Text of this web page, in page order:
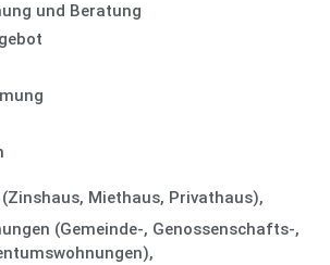
und Beratung
Miethaus, Privathaus),
(Gemeinde-, Genossenschafts-,